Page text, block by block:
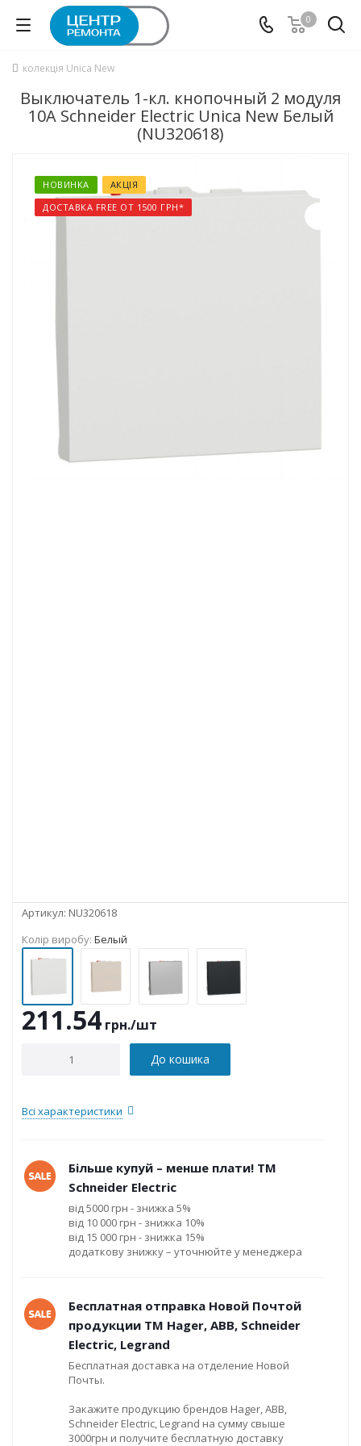
0
колекція Unica New
Выключатель 1-кл. кнопочный 2 модуля
10А Schneider Electric Unica New Белый
(NU320618)
НОВИНКА
АКЦІЯ
ДОСТАВКА FREE ОТ 1500 ГРН*
Артикул: NU320618
Колір виробу: Белый
211.54 грн./шт
До кошика
Всі характеристики
Більше купуй – менше плати! ТМ
Schneider Electric
від 5000 грн - знижка 5%
від 10 000 грн - знижка 10%
від 15 000 грн - знижка 15%
додаткову знижку – уточнюйте у менеджера
Бесплатная отправка Новой Почтой
продукции ТМ Hager, ABB, Schneider
Electric, Legrand
Бесплатная доставка на отделение Новой
Почты.
Закажите продукцию брендов Hager, ABB,
Schneider Electric, Legrand на сумму свыше
3000грн и получите бесплатную доставку